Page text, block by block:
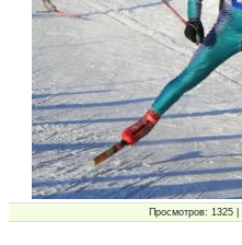
Просмотров: 1325